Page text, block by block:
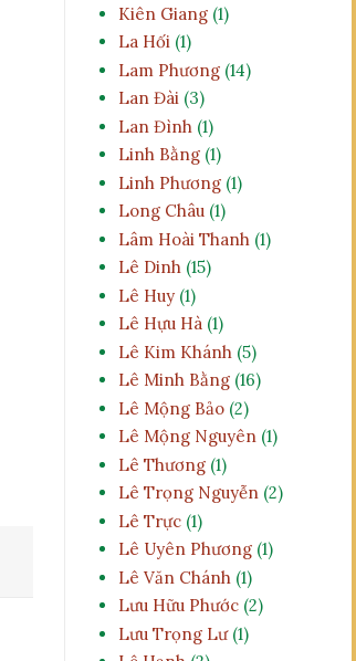
Kiên Giang (1)
La Hối (1)
Lam Phương (14)
Lan Đài (3)
Lan Đình (1)
Linh Bằng (1)
Linh Phương (1)
Long Châu (1)
Lâm Hoài Thanh (1)
Lê Dinh (15)
Lê Huy (1)
Lê Hựu Hà (1)
Lê Kim Khánh (5)
Lê Minh Bằng (16)
Lê Mộng Bảo (2)
Lê Mộng Nguyên (1)
Lê Thương (1)
Lê Trọng Nguyễn (2)
Lê Trực (1)
Lê Uyên Phương (1)
Lê Văn Chánh (1)
Lưu Hữu Phước (2)
Lưu Trọng Lư (1)